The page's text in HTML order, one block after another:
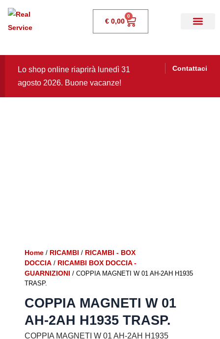
€ 0,00
0
Contattaci
Lo shop online riaprirà lunedì 31
agosto 2026. Buone vacanze!
Home / RICAMBI / RICAMBI - BOX
DOCCIA / RICAMBI BOX DOCCIA -
GUARNIZIONI / COPPIA MAGNETI W 01 AH-2AH H1935
TRASP.
COPPIA MAGNETI W 01
AH-2AH H1935 TRASP.
COPPIA MAGNETI W 01 AH-2AH H1935